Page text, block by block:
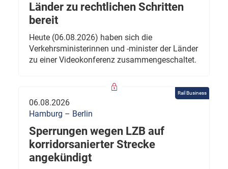
Länder zu rechtlichen Schritten
bereit
Heute (06.08.2026) haben sich die
Verkehrsministerinnen und -minister der Länder
zu einer Videokonferenz zusammengeschaltet.
Rail Business
06.08.2026
Hamburg – Berlin
Sperrungen wegen LZB auf
korridorsanierter Strecke
angekündigt